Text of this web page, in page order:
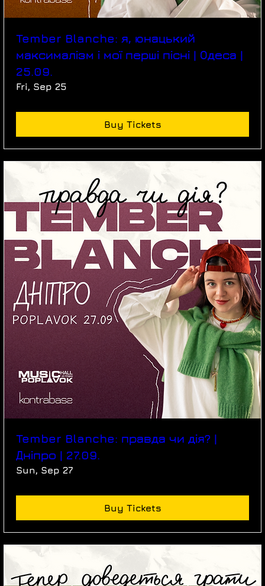
Tember Blanche: я, юнацький
максималізм і мої перші пісні | Одеса |
25.09.
Fri, Sep 25
Buy Tickets
Tember Blanche: правда чи дія? |
Дніпро | 27.09.
Sun, Sep 27
Buy Tickets